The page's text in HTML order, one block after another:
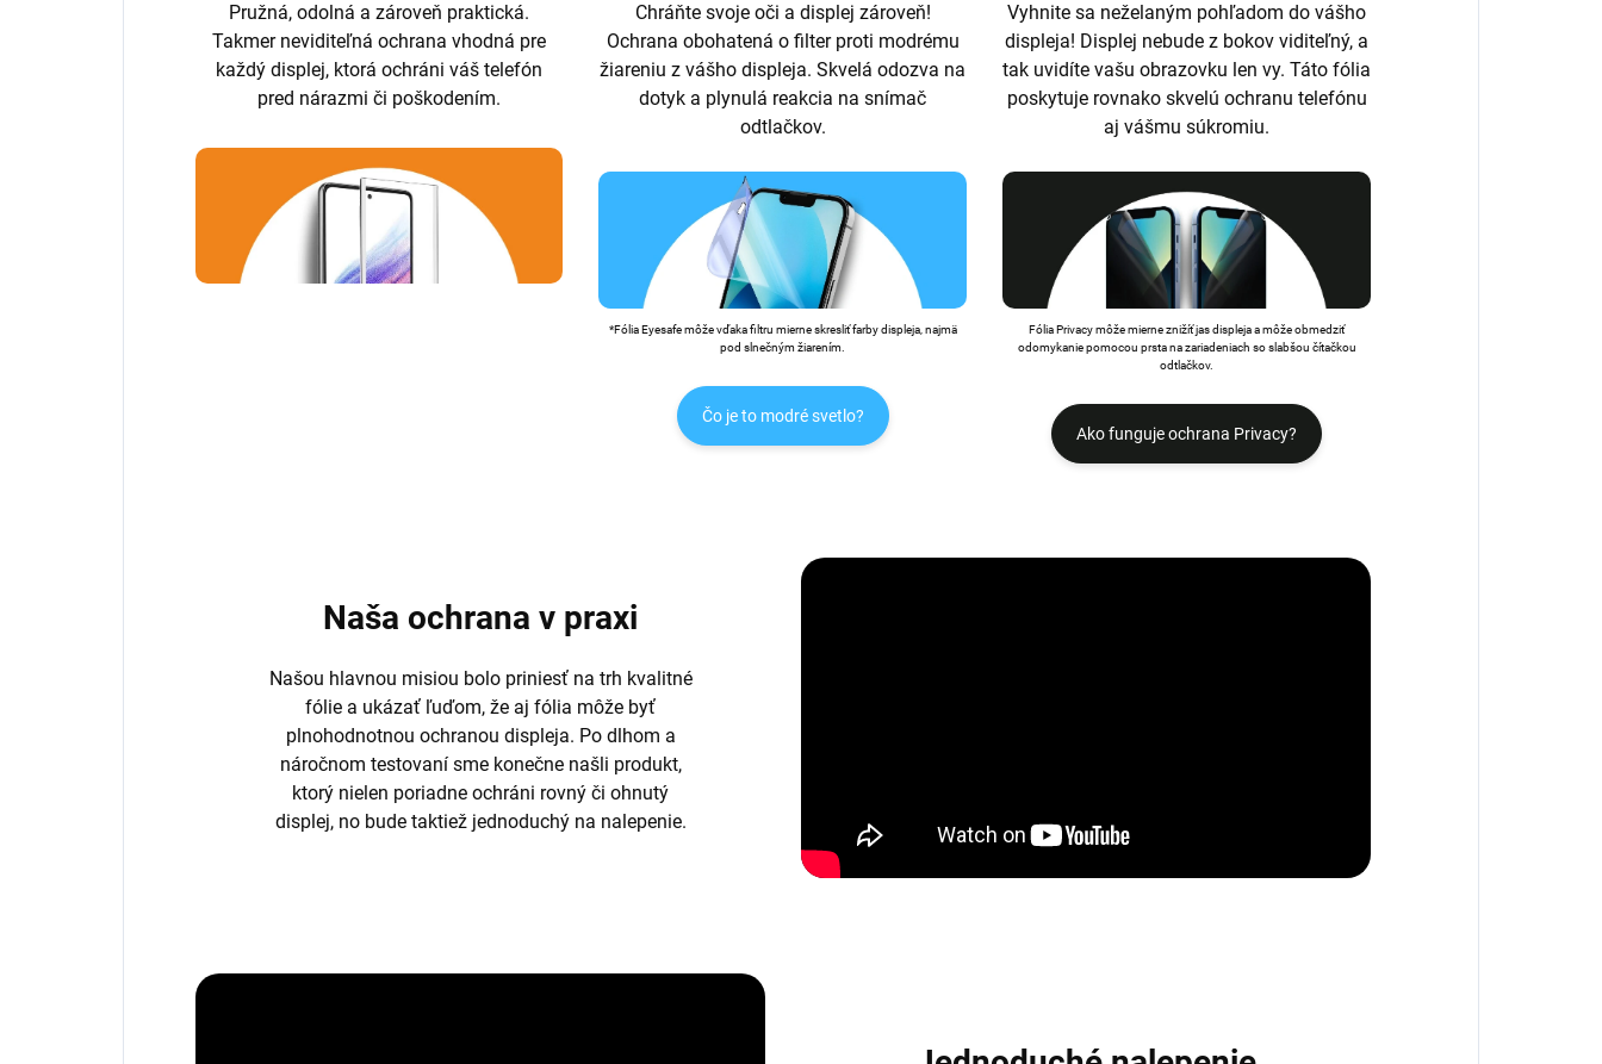
Pružná, odolná a zároveň praktická.
Takmer neviditeľná ochrana vhodná pre
každý displej, ktorá ochráni váš telefón
pred nárazmi či poškodením.
Chráňte svoje oči a displej zároveň!
Ochrana obohatená o filter proti modrému
žiareniu z vášho displeja. Skvelá odozva na
dotyk a plynulá reakcia na snímač
odtlačkov.
*Fólia Eyesafe môže vďaka filtru mierne skresliť farby displeja, najmä
pod slnečným žiarením.
Čo je to modré svetlo?
Vyhnite sa neželaným pohľadom do vášho
displeja! Displej nebude z bokov viditeľný, a
tak uvidíte vašu obrazovku len vy. Táto fólia
poskytuje rovnako skvelú ochranu telefónu
aj vášmu súkromiu.
Fólia Privacy môže mierne znižíť jas displeja a môže obmedziť
odomykanie pomocou prsta na zariadeniach so slabšou čítačkou
odtlačkov.
Ako funguje ochrana Privacy?
Naša ochrana v praxi
Našou hlavnou misiou bolo priniesť na trh kvalitné
fólie a ukázať ľuďom, že aj fólia môže byť
plnohodnotnou ochranou displeja. Po dlhom a
náročnom testovaní sme konečne našli produkt,
ktorý nielen poriadne ochráni rovný či ohnutý
displej, no bude taktiež jednoduchý na nalepenie.